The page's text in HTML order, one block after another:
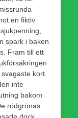
en fiktiv
spark i baken
Fram till ett
kort.
inte
bakom
rödgrönas
dock